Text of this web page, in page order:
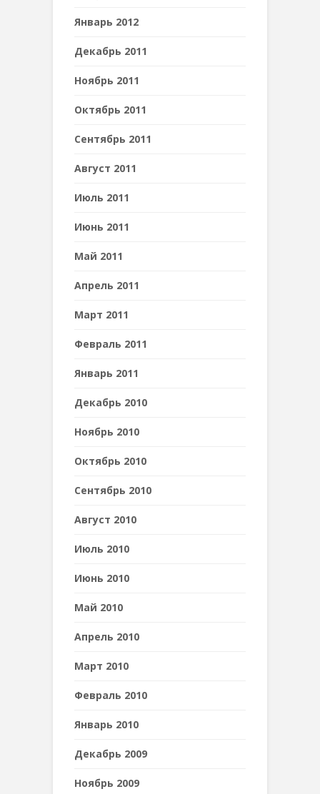
Январь 2012
Декабрь 2011
Ноябрь 2011
Октябрь 2011
Сентябрь 2011
Август 2011
Июль 2011
Июнь 2011
Май 2011
Апрель 2011
Март 2011
Февраль 2011
Январь 2011
Декабрь 2010
Ноябрь 2010
Октябрь 2010
Сентябрь 2010
Август 2010
Июль 2010
Июнь 2010
Май 2010
Апрель 2010
Март 2010
Февраль 2010
Январь 2010
Декабрь 2009
Ноябрь 2009